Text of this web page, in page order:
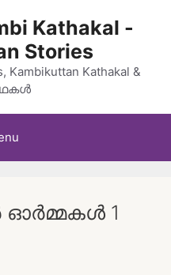
Kathakal -
Stories
Kambikuttan Kathakal &
1